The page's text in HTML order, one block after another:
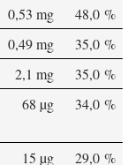
0,53 mg
48,0 %
0,49 mg
35,0 %
2,1 mg
35,0 %
68 µg 34,0 %
15 µg
29,0 %